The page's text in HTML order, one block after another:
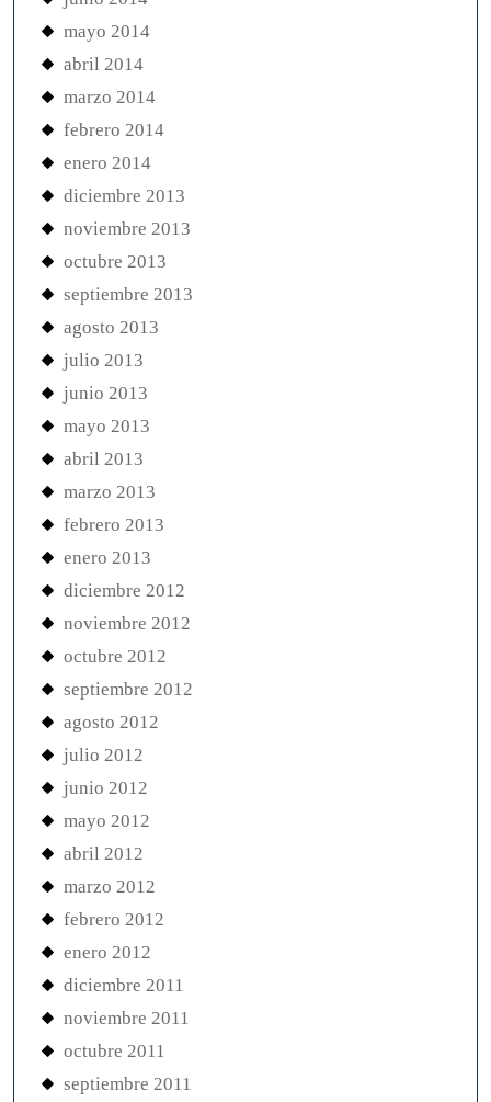
mayo 2014
abril 2014
marzo 2014
febrero 2014
enero 2014
diciembre 2013
noviembre 2013
octubre 2013
septiembre 2013
agosto 2013
julio 2013
junio 2013
mayo 2013
abril 2013
marzo 2013
febrero 2013
enero 2013
diciembre 2012
noviembre 2012
octubre 2012
septiembre 2012
agosto 2012
julio 2012
junio 2012
mayo 2012
abril 2012
marzo 2012
febrero 2012
enero 2012
diciembre 2011
noviembre 2011
octubre 2011
septiembre 2011